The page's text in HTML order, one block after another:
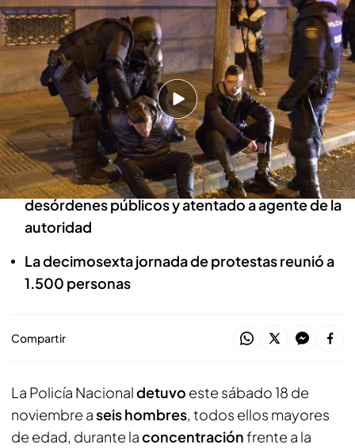
Seis detenidos en las protestas de este sábado en Ferraz
Cuatro Al Día
19 NOV 2023 - 14:39h.
La Policía Nacional detuvo este sábado a seis
hombres en las protestas en Ferraz contra la
amnistía
Dos de los detenidos han sido arrestados por
desórdenes públicos y atentado a agente de la
autoridad
La decimosexta jornada de protestas reunió a
1.500 personas
Compartir
La Policía Nacionaldetuvo este sábado 18 de
noviembre aseis hombres, todos ellos mayores
de edad, durante laconcentraciónfrente a la